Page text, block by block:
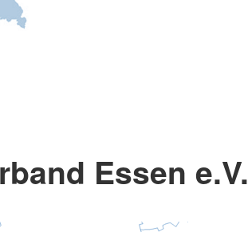
Essen e.V.